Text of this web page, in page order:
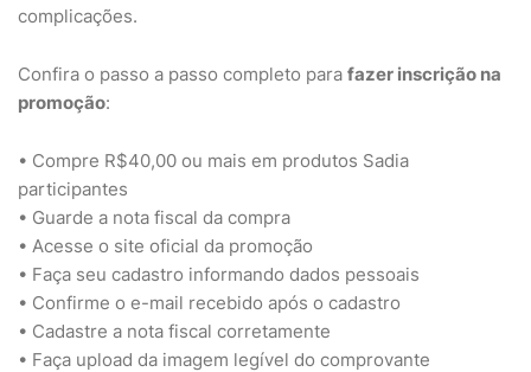
complicações.
Confira o passo a passo completo para fazer inscrição na
promoção:
• Compre R$40,00 ou mais em produtos Sadia
participantes
• Guarde a nota fiscal da compra
• Acesse o site oficial da promoção
• Faça seu cadastro informando dados pessoais
• Confirme o e-mail recebido após o cadastro
• Cadastre a nota fiscal corretamente
• Faça upload da imagem legível do comprovante